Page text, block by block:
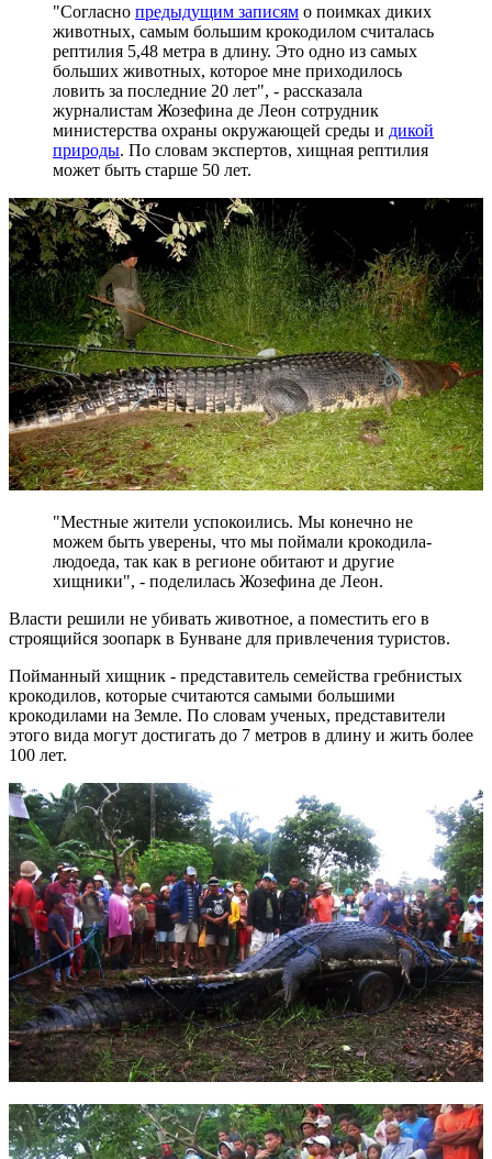
"Согласно предыдущим записям о поимках диких
животных, самым большим крокодилом считалась
рептилия 5,48 метра в длину. Это одно из самых
больших животных, которое мне приходилось
ловить за последние 20 лет", - рассказала
журналистам Жозефина де Леон сотрудник
министерства охраны окружающей среды и дикой
природы. По словам экспертов, хищная рептилия
может быть старше 50 лет.
"Местные жители успокоились. Мы конечно не
можем быть уверены, что мы поймали крокодила-
людоеда, так как в регионе обитают и другие
хищники", - поделилась Жозефина де Леон.
Власти решили не убивать животное, а поместить его в
строящийся зоопарк в Бунване для привлечения туристов.
Пойманный хищник - представитель семейства гребнистых
крокодилов, которые считаются самыми большими
крокодилами на Земле. По словам ученых, представители
этого вида могут достигать до 7 метров в длину и жить более
100 лет.